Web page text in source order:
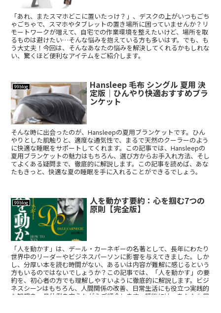
「あれ、またスマホどこに置いたっけ？」、デスクの上がいつもごち
ゃごちゃで、スマホやタブレットの置き場所に困っていませんか？リ
モートワークが増えて、自宅での作業環境を整えたいけど、場所を取
るものは避けたい…そんな悩みを抱えている方も多いはず。でも、も
う大丈夫！今回は、そんなあなたの悩みを解決してくれるかもしれな
い、驚くほど便利なアイテムをご紹介します。
99blog Hansleep 毛布 シングル 夏用 決
定版｜ひんやり快適おすすめブラ
ンケット
そんな時に出会ったのが、Hansleepの夏用ブランケットです。ひん
やりとした肌触りと、適度な通気性で、まるで天然のクーラーのよう
に快適な睡眠をサポートしてくれます。この記事では、Hansleepの
夏用ブランケットの魅力はもちろん、選び方からお手入れ方法、そし
てよくある疑問まで、徹底的に解説します。この記事を読めば、あな
たもきっと、快適な夏の睡眠を手に入れることができるでしょう。
99blog 人を動かす要約：心を掴む7つの
原則【完全版】
「人を動かす」は、デール・カーネギーの名著として、長年にわたり
世界中のリーダーやビジネスパーソンに影響を与えてきました。しか
し、分厚い本を読む時間がない、あるいは内容が難解に感じるという
方もいるのではないでしょうか？この記事では、「人を動かす」の要
約を、初心者の方でも理解しやすいように徹底的に解説します。ビジ
ネスシーンはもちろん、人間関係の改善、日常生活にも役立つ実践的
な知識を、具体例を交えながらご紹介します。読後には、あなたも周